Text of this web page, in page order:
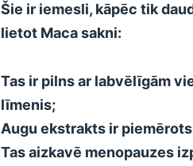
Šie ir iemesli, kāpēc tik
lietot Maca sakni:
Tas ir pilns ar labvēlīgām
līmenis;
Augu ekstrakts ir
Tas aizkavē menopauzes